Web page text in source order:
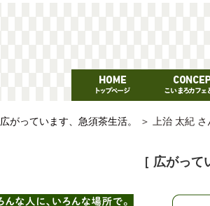
広がっています、急須茶生活。 ＞ 上治 太紀 さ
［ 広がっ